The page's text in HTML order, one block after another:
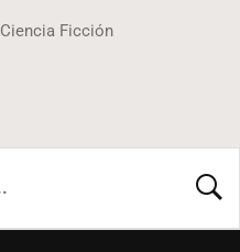
Ciencia Ficción